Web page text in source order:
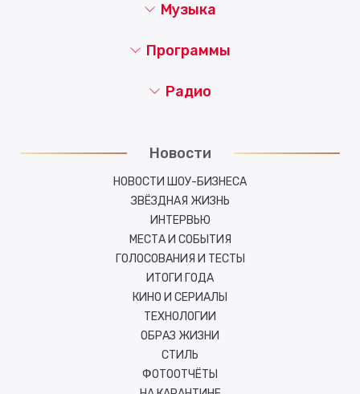
Музыка
Новости
НОВОСТИ ШОУ-БИЗНЕСА
ЗВЁЗДНАЯ ЖИЗНЬ
ИНТЕРВЬЮ
МЕСТА И СОБЫТИЯ
ГОЛОСОВАНИЯ И ТЕСТЫ
ИТОГИ ГОДА
КИНО И СЕРИАЛЫ
ТЕХНОЛОГИИ
ОБРАЗ ЖИЗНИ
СТИЛЬ
ФОТООТЧЁТЫ
Программы
Радио